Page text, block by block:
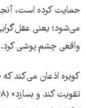
حمایت کرده است،
می‌‌‌شود؛ یعنی
واقعی چشم پوشی کرد...»
کویره اذعان می‌‌‌کند